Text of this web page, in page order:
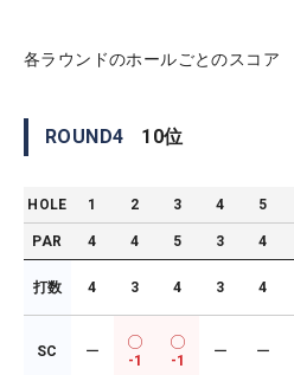
各ラウンドのホールごとのスコア
ROUND4 10位
HOLE 1 2 3 4 5
PAR 4 4 5 3 4
打数 4 3 4 3 4
SC ー
-1 -1
ー ー